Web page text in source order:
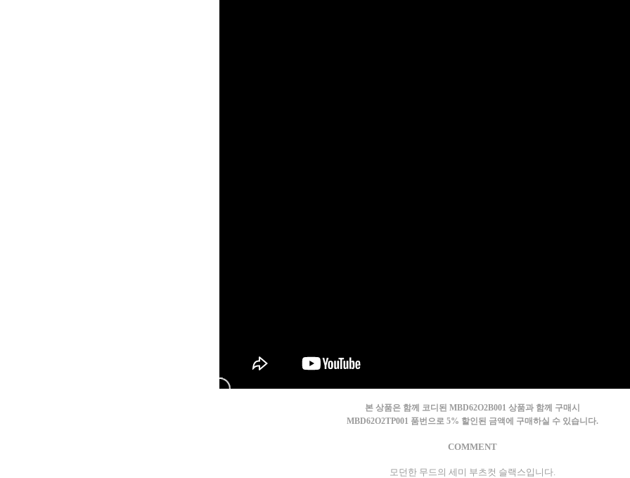
본 상품은 함께 코디된 MBD62O2B001 상품과 함께 구매시
MBD62O2TP001 품번으로 5% 할인된 금액에 구매하실 수 있습니다.
COMMENT
모던한 무드의 세미 부츠컷 슬랙스입니다.